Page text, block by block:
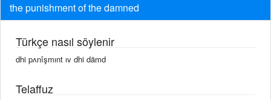
the punishment of the damned
Türkçe nasıl söylenir
dhi pʌnîşmınt ıv dhi dämd
Telaffuz